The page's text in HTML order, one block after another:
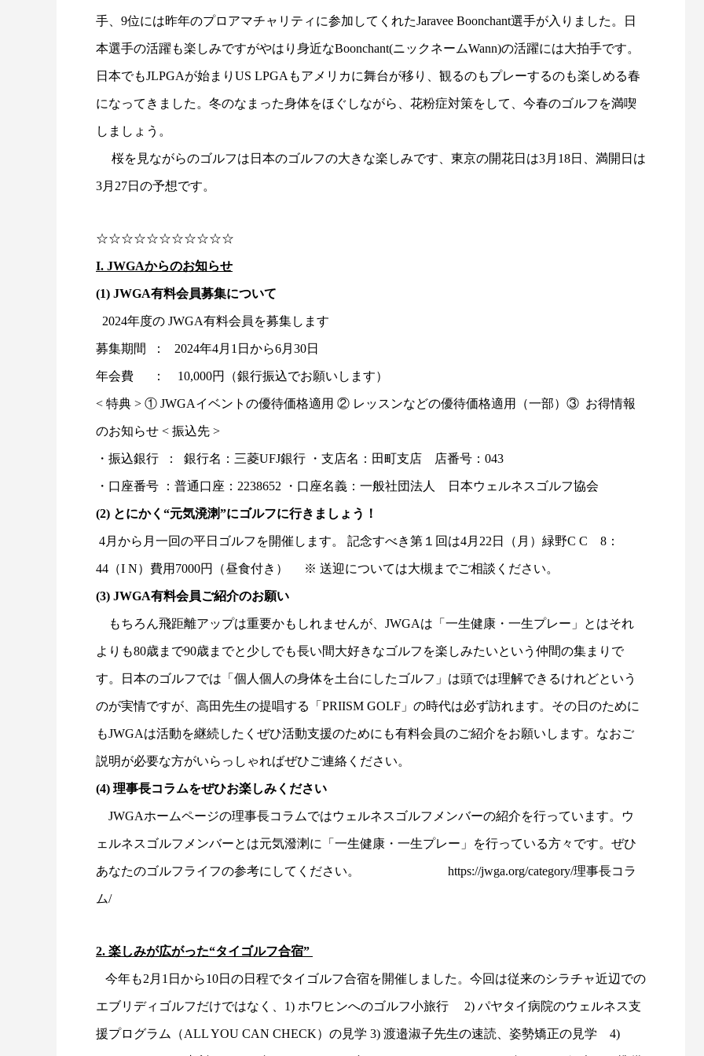
手、9位には昨年のプロアマチャリティに参加してくれたJaravee Boonchant選手が入りました。日
本選手の活躍も楽しみですがやはり身近なBoonchant(ニックネームWann)の活躍には大拍手です。
日本でもJLPGAが始まりUS LPGAもアメリカに舞台が移り、観るのもプレーするのも楽しめる春
になってきました。冬のなまった身体をほぐしながら、花粉症対策をして、今春のゴルフを満喫
しましょう。
桜を見ながらのゴルフは日本のゴルフの大きな楽しみです、東京の開花日は3月18日、満開日は
3月27日の予想です。
☆☆☆☆☆☆☆☆☆☆☆
I. JWGAからのお知らせ
(1) JWGA有料会員募集について
2024年度の JWGA有料会員を募集します
募集期間 ： 2024年4月1日から6月30日
年会費 ： 10,000円（銀行振込でお願いします）
< 特典 > ① JWGAイベントの優待価格適用 ② レッスンなどの優待価格適用（一部）③ お得情報
のお知らせ < 振込先 >
・振込銀行 ： 銀行名：三菱UFJ銀行 ・支店名：田町支店 店番号：043
・口座番号 ：普通口座：2238652 ・口座名義：一般社団法人 日本ウェルネスゴルフ協会
(2) とにかく“元気溌溂”にゴルフに行きましょう！
4月から月一回の平日ゴルフを開催します。 記念すべき第１回は4月22日（月）緑野C C 8：
44（I N）費用7000円（昼食付き） ※ 送迎については大槻までご相談ください。
(3) JWGA有料会員ご紹介のお願い
もちろん飛距離アップは重要かもしれませんが、JWGAは「一生健康・一生プレー」とはそれ
よりも80歳まで90歳までと少しでも長い間大好きなゴルフを楽しみたいという仲間の集まりで
す。日本のゴルフでは「個人個人の身体を土台にしたゴルフ」は頭では理解できるけれどという
のが実情ですが、高田先生の提唱する「PRIISM GOLF」の時代は必ず訪れます。その日のために
もJWGAは活動を継続したくぜひ活動支援のためにも有料会員のご紹介をお願いします。なおご
説明が必要な方がいらっしゃればぜひご連絡ください。
(4) 理事長コラムをぜひお楽しみください
JWGAホームページの理事長コラムではウェルネスゴルフメンバーの紹介を行っています。ウ
ェルネスゴルフメンバーとは元気潑溂に「一生健康・一生プレー」を行っている方々です。ぜひ
あなたのゴルフライフの参考にしてください。 https://jwga.org/category/理事長コラ
ム/
2. 楽しみが広がった“タイゴルフ合宿”
今年も2月1日から10日の日程でタイゴルフ合宿を開催しました。今回は従来のシラチャ近辺での
エブリディゴルフだけではなく、1) ホワヒンへのゴルフ小旅行 2) パヤタイ病院のウェルネス支
援プログラム（ALL YOU CAN CHECK）の見学 3) 渡邉淑子先生の速読、姿勢矯正の見学 4)